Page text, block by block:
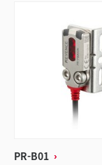
PR-B01